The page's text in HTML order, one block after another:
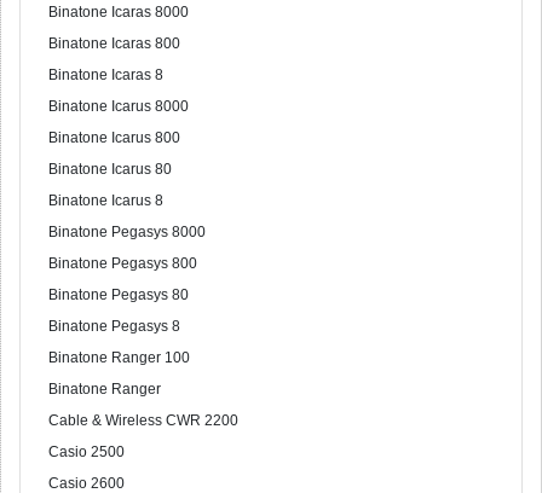
Binatone Icaras 8000
Binatone Icaras 800
Binatone Icaras 8
Binatone Icarus 8000
Binatone Icarus 800
Binatone Icarus 80
Binatone Icarus 8
Binatone Pegasys 8000
Binatone Pegasys 800
Binatone Pegasys 80
Binatone Pegasys 8
Binatone Ranger 100
Binatone Ranger
Cable & Wireless CWR 2200
Casio 2500
Casio 2600